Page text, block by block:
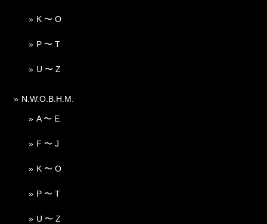
K 〜 O
P 〜 T
U 〜 Z
N.W.O.B.H.M.
A 〜 E
F 〜 J
K 〜 O
P 〜 T
U 〜 Z